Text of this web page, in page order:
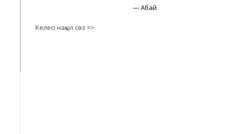
—Абай
Келесі нақыл сөз =>